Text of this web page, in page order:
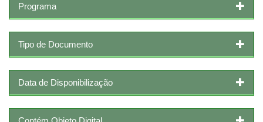
Programa
Tipo de Documento
Data de Disponibilização